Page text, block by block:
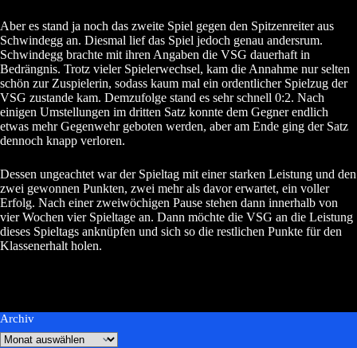
Aber es stand ja noch das zweite Spiel gegen den Spitzenreiter aus
Schwindegg an. Diesmal lief das Spiel jedoch genau andersrum.
Schwindegg brachte mit ihren Angaben die VSG dauerhaft in
Bedrängnis. Trotz vieler Spielerwechsel, kam die Annahme nur selten
schön zur Zuspielerin, sodass kaum mal ein ordentlicher Spielzug der
VSG zustande kam. Demzufolge stand es sehr schnell 0:2. Nach
einigen Umstellungen im dritten Satz konnte dem Gegner endlich
etwas mehr Gegenwehr geboten werden, aber am Ende ging der Satz
dennoch knapp verloren.
Dessen ungeachtet war der Spieltag mit einer starken Leistung und den
zwei gewonnen Punkten, zwei mehr als davor erwartet, ein voller
Erfolg. Nach einer zweiwöchigen Pause stehen dann innerhalb von
vier Wochen vier Spieltage an. Dann möchte die VSG an die Leistung
dieses Spieltags anknüpfen und sich so die restlichen Punkte für den
Klassenerhalt holen.
Archiv